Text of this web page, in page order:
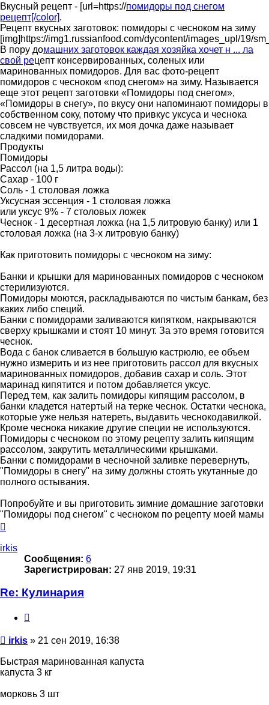
Вкусный рецепт - [url=https://помидоры под снегом
рецепт[/color].
Рецепт вкусных заготовок: помидоры с чесноком на зиму
[img]https://img1.russianfood.com/dycontent/images_upl/19/
В пору домашних заготовок каждая хозяйка хочет н ... ла
свой рецепт консервированных, соленых или
маринованных помидоров. Для вас фото-рецепт
помидоров с чесноком «под снегом» на зиму. Называется
еще этот рецепт заготовки «Помидоры под снегом»,
«Помидоры в снегу», по вкусу они напоминают помидоры в
собственном соку, потому что привкус уксуса и чеснока
совсем не чувствуется, их моя дочка даже называет
сладкими помидорами.
Продукты
Помидоры
Рассол (на 1,5 литра воды):
Сахар - 100 г
Соль - 1 столовая ложка
Уксусная эссенция - 1 столовая ложка
или уксус 9% - 7 столовых ложек
Чеснок - 1 десертная ложка (на 1,5 литровую банку) или 1
столовая ложка (на 3-х литровую банку)
Как приготовить помидоры с чесноком на зиму:
Банки и крышки для маринованных помидоров с чесноком
стерилизуются.
Помидоры моются, раскладываются по чистым банкам, без
каких либо специй.
Банки с помидорами заливаются кипятком, накрываются
сверху крышками и стоят 10 минут. За это время готовится
чеснок.
Вода с банок сливается в большую кастрюлю, ее объем
нужно измерить и из нее приготовить рассол для вкусных
маринованных помидоров, добавив сахар и соль. Этот
маринад кипятится и потом добавляется уксус.
Перед тем, как залить помидоры кипящим рассолом, в
банки кладется натертый на терке чеснок. Остатки чеснока,
которые уже нельзя натереть, выдавить чеснокодавилкой.
Кроме чеснока никакие другие специи не используются.
Помидоры с чесноком по этому рецепту залить кипящим
рассолом, закрутить металлическими крышками.
Банки с помидорами в чесночной заливке перевернуть,
"Помидоры в снегу" на зиму должны стоять укутанные до
полного остывания.
Попробуйте и вы приготовить зимние домашние заготовки
"Помидоры под снегом" с чесноком по рецепту моей мамы
началу
irkis
Сообщения: 6
Зарегистрирован: 27 янв 2019, 19:31
Re: Кулинария
Сообщение
irkis » 21 сен 2019, 16:38
Быстрая маринованная капуста
капуста 3 кг
морковь 3 шт